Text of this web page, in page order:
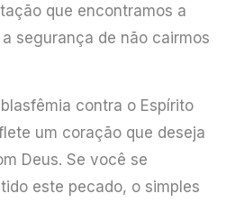
que encontramos a
segurança de não cairmos
contra o Espírito
um coração que deseja
Deus. Se você se
este pecado, o simples